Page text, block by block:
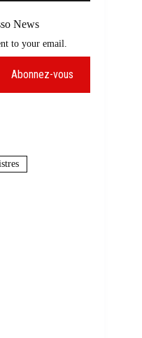
News
to your email.
Abonnez-vous